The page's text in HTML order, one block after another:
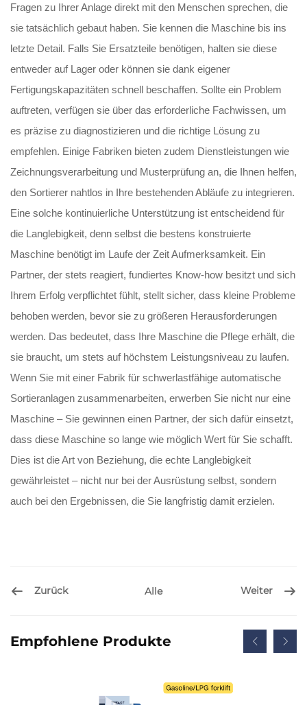
Fragen zu Ihrer Anlage direkt mit den Menschen sprechen, die
sie tatsächlich gebaut haben. Sie kennen die Maschine bis ins
letzte Detail. Falls Sie Ersatzteile benötigen, halten sie diese
entweder auf Lager oder können sie dank eigener
Fertigungskapazitäten schnell beschaffen. Sollte ein Problem
auftreten, verfügen sie über das erforderliche Fachwissen, um
es präzise zu diagnostizieren und die richtige Lösung zu
empfehlen. Einige Fabriken bieten zudem Dienstleistungen wie
Zeichnungsverarbeitung und Musterprüfung an, die Ihnen helfen,
den Sortierer nahtlos in Ihre bestehenden Abläufe zu integrieren.
Eine solche kontinuierliche Unterstützung ist entscheidend für
die Langlebigkeit, denn selbst die bestens konstruierte
Maschine benötigt im Laufe der Zeit Aufmerksamkeit. Ein
Partner, der stets reagiert, fundiertes Know-how besitzt und sich
Ihrem Erfolg verpflichtet fühlt, stellt sicher, dass kleine Probleme
behoben werden, bevor sie zu größeren Herausforderungen
werden. Das bedeutet, dass Ihre Maschine die Pflege erhält, die
sie braucht, um stets auf höchstem Leistungsniveau zu laufen.
Wenn Sie mit einer Fabrik für schwerlastfähige automatische
Sortieranlagen zusammenarbeiten, erwerben Sie nicht nur eine
Maschine – Sie gewinnen einen Partner, der sich dafür einsetzt,
dass diese Maschine so lange wie möglich Wert für Sie schafft.
Dies ist die Art von Beziehung, die echte Langlebigkeit
gewährleistet – nicht nur bei der Ausrüstung selbst, sondern
auch bei den Ergebnissen, die Sie langfristig damit erzielen.
Zurück Alle Weiter
Empfohlene Produkte